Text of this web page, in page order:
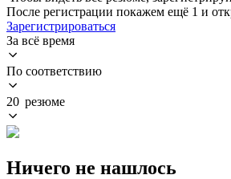
После регистрации покажем ещё 1 и
Зарегистрироваться
За всё время
По соответствию
20 резюме
Ничего не нашлось